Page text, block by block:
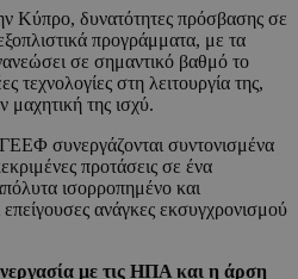
Κύπρο, δυνατότητες πρόσβασης σε
προγράμματα, με τα
σε σημαντικό βαθμό το
τεχνολογίες στη λειτουργία της,
μαχητική της ισχύ.
συνεργάζονται συντονισμένα
προτάσεις σε ένα
ισορροπημένο και
ανάγκες εκσυγχρονισμού
με τις ΗΠΑ και η άρση